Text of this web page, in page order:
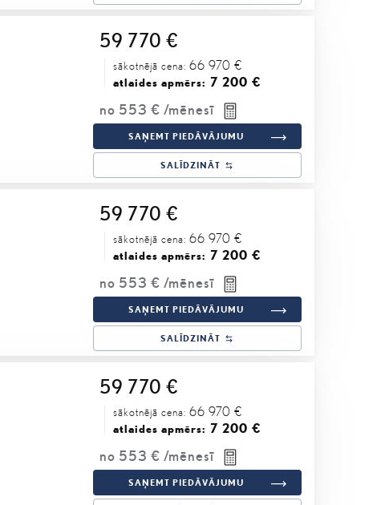
59 770 €
sākotnējā cena: 66 970 €
atlaides apmērs: 7 200 €
no 553 € /mēnesī
SAŅEMT PIEDĀVĀJUMU
SALĪDZINĀT
59 770 €
sākotnējā cena: 66 970 €
atlaides apmērs: 7 200 €
no 553 € /mēnesī
SAŅEMT PIEDĀVĀJUMU
SALĪDZINĀT
59 770 €
sākotnējā cena: 66 970 €
atlaides apmērs: 7 200 €
no 553 € /mēnesī
SAŅEMT PIEDĀVĀJUMU